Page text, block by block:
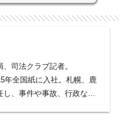
司法クラブ記者。
年全国紙に入社。札幌、鹿
し、事件や事故、行政など